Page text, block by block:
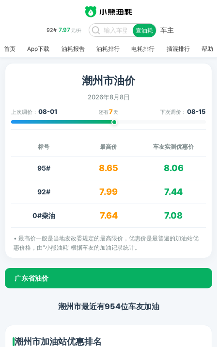
92# 7.97元/升 查油耗 车主
首页 App下载 油耗报告 油耗排行 电耗排行 插混排行 帮助
潮州市油价
2026年8月8日
上次调价： 08-01 还有7天 下次调价： 08-15
标号 最高价 车友实测优惠价
95# 8.65 8.06
92# 7.99 7.44
0#柴油 7.64 7.08
• 最高价一般是当地发改委规定的最高限价，优惠价是最普遍的加油站优
惠价格，由"小熊油耗"根据车友的加油记录统计。
广东省油价
潮州市最近有954位车友加油
潮州市加油站优惠排名